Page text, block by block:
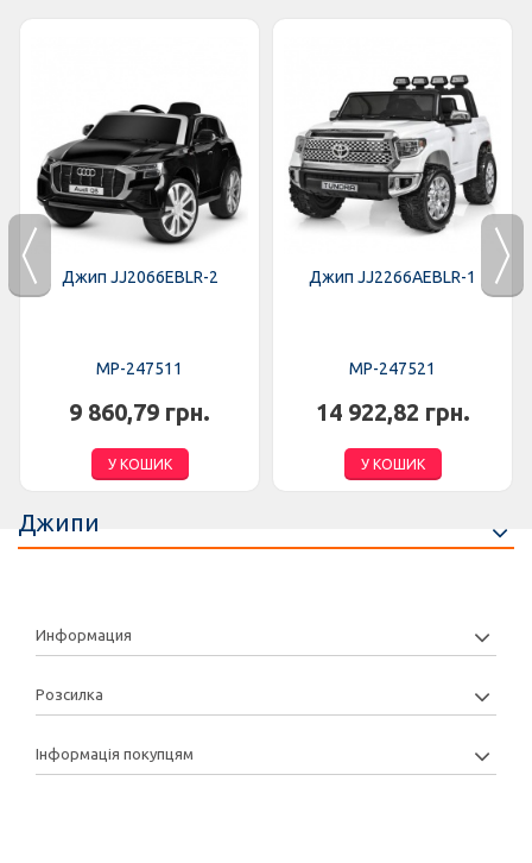
Джип JJ2066EBLR-2
MP-247511
9 860,79 грн.
У КОШИК
Джип JJ2266AEBLR-1
MP-247521
14 922,82 грн.
У КОШИК
Джипи
Информация
Розсилка
Інформація покупцям